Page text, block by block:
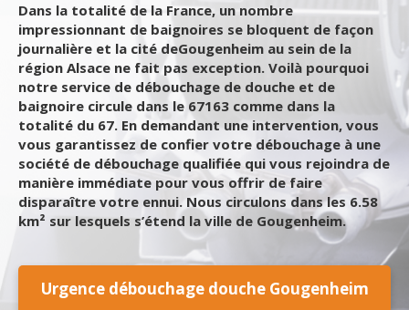
Dans la totalité de la France, un nombre
impressionnant de baignoires se bloquent de façon
journalière et la cité deGougenheim au sein de la
région Alsace ne fait pas exception. Voilà pourquoi
notre service de débouchage de douche et de
baignoire circule dans le 67163 comme dans la
totalité du 67. En demandant une intervention, vous
vous garantissez de confier votre débouchage à une
société de débouchage qualifiée qui vous rejoindra de
manière immédiate pour vous offrir de faire
disparaître votre ennui. Nous circulons dans les 6.58
km² sur lesquels s’étend la ville de Gougenheim.
Urgence débouchage douche Gougenheim